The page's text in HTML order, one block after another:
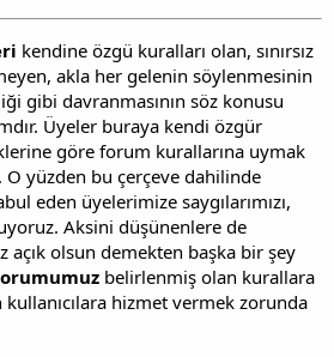
kendine özgü kuralları olan, sınırsız
akla her gelenin söylenmesinin
gibi davranmasının söz konusu
Üyeler buraya kendi özgür
göre forum kurallarına uymak
O yüzden bu çerçeve dahilinde
eden üyelerimize saygılarımızı,
Aksini düşünenlere de
açık olsun demekten başka bir şey
belirlenmiş olan kurallara
kullanıcılara hizmet vermek zorunda